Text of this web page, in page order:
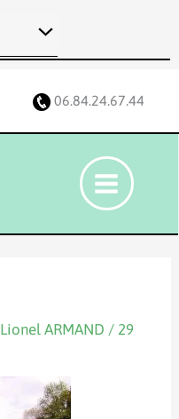
06.84.24.67.44
Lionel ARMAND / 29